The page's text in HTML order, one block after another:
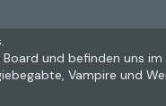
und befinden uns
Vampire und